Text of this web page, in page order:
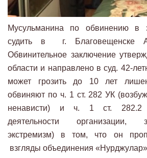
Мусульманина по обвинению в
судить в г. Благовещенске
Обвинительное заключение
области и направлено в суд. 42-
может грозить до 10 лет
обвиняют по ч. 1 ст. 282 УК
ненависти) и ч. 1 ст. 282.2
деятельности организации,
экстремизм) в том, что он
взгляды объединения